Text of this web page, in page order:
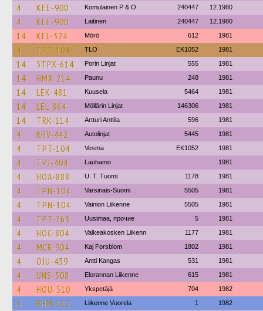
4 KEE-900 Komulainen P & O 240447 12.1980
4 KEE-900 Laitinen 240447 12.1980
14 KEL-324 Mörö 612 1981
4 TPT-104 TLO EK1052 1981
14 5TPX-614 Porin Linjat 555 1981
14 HMX-214 Paunu 248 1981
14 LEK-481 Kuusela 5464 1981
14 LEL-864 Möllärin Linjat 146306 1981
14 TRK-114 Artturi Anttila 596 1981
4 RHV-442 Autolinjat 5445 1981
4 TPT-104 Vesma EK1052 1981
4 TPJ-404 Lauhamo 1981
4 HOA-888 U. T. Tuomi 1178 1981
4 TPN-104 Varsinais-Suomi 5505 1981
4 TPN-104 Vainion Liikenne 5505 1981
4 TPT-763 Uusimaa, прочие 5 1981
4 HOC-804 Valkeakosken Liikenn 1177 1981
4 MCR-904 Kaj Forsblom 1802 1981
4 OJU-439 Antti Kangas 531 1981
4 UNS-508 Elorannan Liikenne 615 1981
4 HOU-510 Ykspetäjä 704 1982
4 RHM-512 Liikenne Vuorela 1 1982